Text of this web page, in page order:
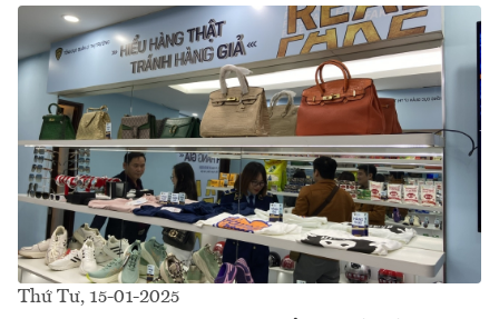
Thứ Tư, 15-01-2025